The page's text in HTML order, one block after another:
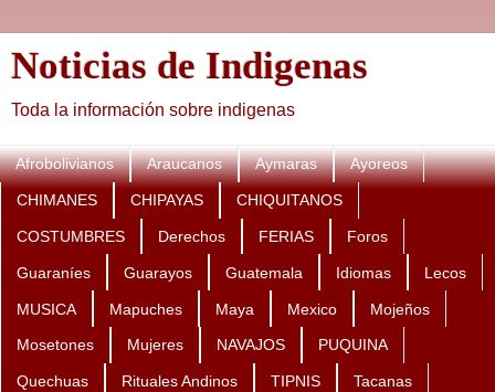
Noticias de Indigenas
Toda la información sobre indigenas
Afrobolivianos Araucanos Aymaras Ayoreos
CHIMANES CHIPAYAS CHIQUITANOS
COSTUMBRES Derechos FERIAS Foros
Guaraníes Guarayos Guatemala Idiomas Lecos
MUSICA Mapuches Maya Mexico Mojeños
Mosetones Mujeres NAVAJOS PUQUINA
Quechuas Rituales Andinos TIPNIS Tacanas